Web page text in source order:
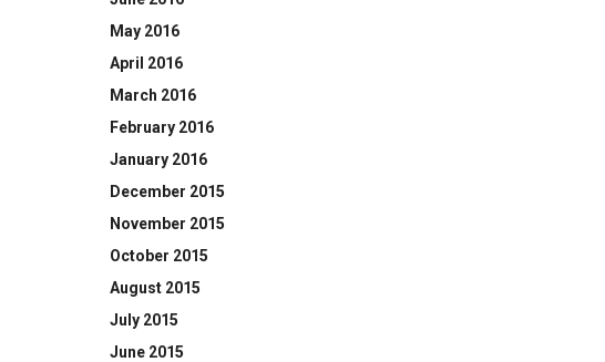
May 2016
April 2016
March 2016
February 2016
January 2016
December 2015
November 2015
October 2015
August 2015
July 2015
June 2015